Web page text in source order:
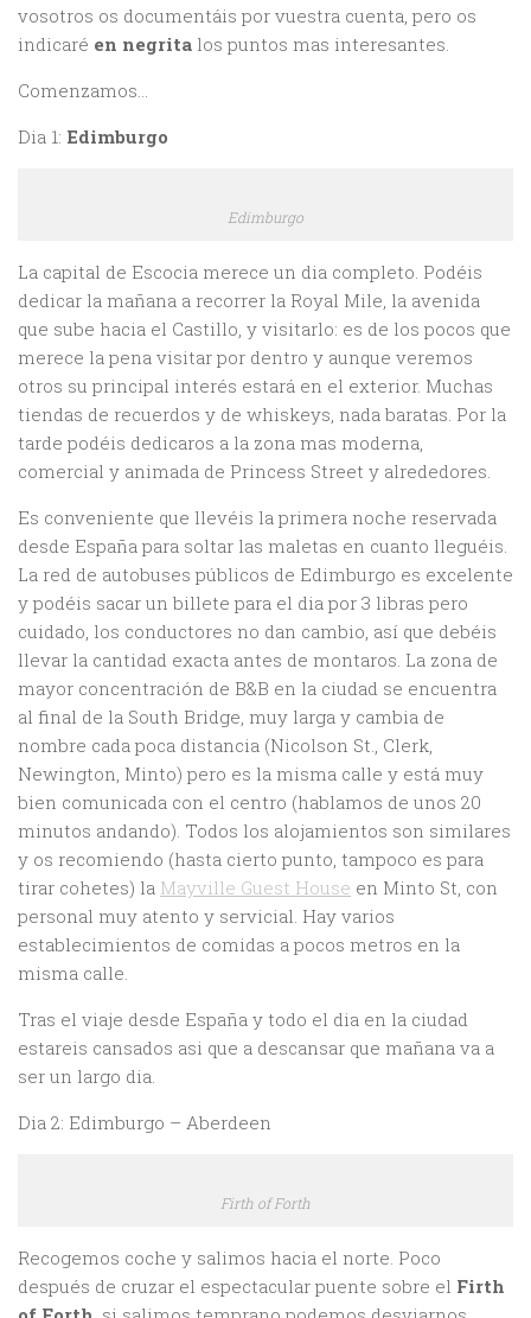
vosotros os documentáis por vuestra cuenta, pero os
indicaré en negrita los puntos mas interesantes.
Comenzamos…
Dia 1: Edimburgo
Edimburgo
La capital de Escocia merece un dia completo. Podéis
dedicar la mañana a recorrer la Royal Mile, la avenida
que sube hacia el Castillo, y visitarlo: es de los pocos que
merece la pena visitar por dentro y aunque veremos
otros su principal interés estará en el exterior. Muchas
tiendas de recuerdos y de whiskeys, nada baratas. Por la
tarde podéis dedicaros a la zona mas moderna,
comercial y animada de Princess Street y alrededores.
Es conveniente que llevéis la primera noche reservada
desde España para soltar las maletas en cuanto lleguéis.
La red de autobuses públicos de Edimburgo es excelente
y podéis sacar un billete para el dia por 3 libras pero
cuidado, los conductores no dan cambio, así que debéis
llevar la cantidad exacta antes de montaros. La zona de
mayor concentración de B&B en la ciudad se encuentra
al final de la South Bridge, muy larga y cambia de
nombre cada poca distancia (Nicolson St., Clerk,
Newington, Minto) pero es la misma calle y está muy
bien comunicada con el centro (hablamos de unos 20
minutos andando). Todos los alojamientos son similares
y os recomiendo (hasta cierto punto, tampoco es para
tirar cohetes) la Mayville Guest House en Minto St, con
personal muy atento y servicial. Hay varios
establecimientos de comidas a pocos metros en la
misma calle.
Tras el viaje desde España y todo el dia en la ciudad
estareis cansados asi que a descansar que mañana va a
ser un largo dia.
Dia 2: Edimburgo – Aberdeen
Firth of Forth
Recogemos coche y salimos hacia el norte. Poco
después de cruzar el espectacular puente sobre el Firth